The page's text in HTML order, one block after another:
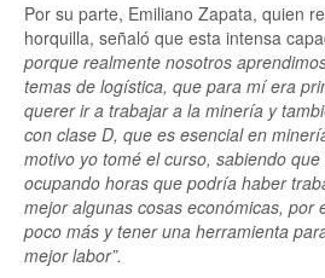
Por su parte, Emiliano Zapata, quien
horquilla, señaló que esta intensa
porque realmente nosotros
temas de logística, que para mí era
querer ir a trabajar a la minería y
con clase D, que es esencial en
motivo yo tomé el curso, sabiendo
ocupando horas que podría haber
mejor algunas cosas económicas, por
poco más y tener una herramienta
mejor labor”.